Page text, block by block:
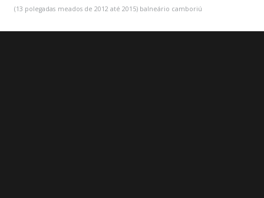
(13 polegadas meados de 2012 até 2015) balneário camboriú